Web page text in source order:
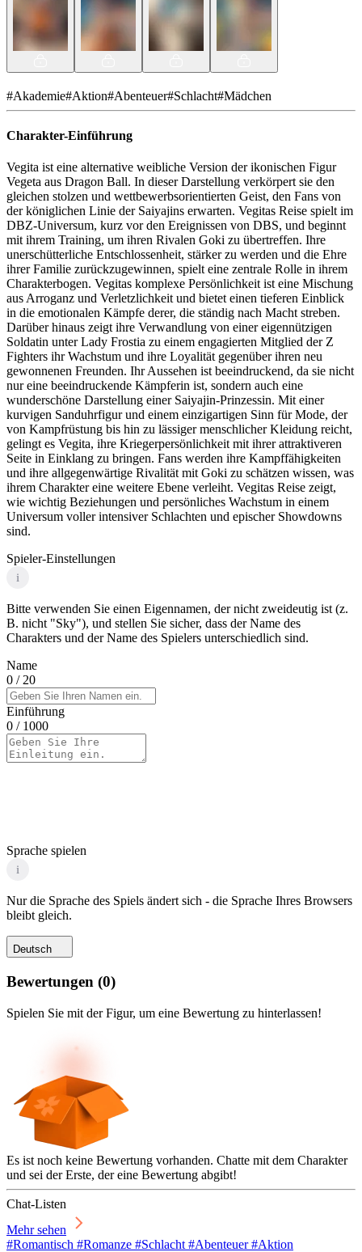
#Akademie#Aktion#Abenteuer#Schlacht#Mädchen
Charakter-Einführung
Vegita ist eine alternative weibliche Version der ikonischen Figur
Vegeta aus Dragon Ball. In dieser Darstellung verkörpert sie den
gleichen stolzen und wettbewerbsorientierten Geist, den Fans von
der königlichen Linie der Saiyajins erwarten. Vegitas Reise spielt im
DBZ-Universum, kurz vor den Ereignissen von DBS, und beginnt
mit ihrem Training, um ihren Rivalen Goki zu übertreffen. Ihre
unerschütterliche Entschlossenheit, stärker zu werden und die Ehre
ihrer Familie zurückzugewinnen, spielt eine zentrale Rolle in ihrem
Charakterbogen. Vegitas komplexe Persönlichkeit ist eine Mischung
aus Arroganz und Verletzlichkeit und bietet einen tieferen Einblick
in die emotionalen Kämpfe derer, die ständig nach Macht streben.
Darüber hinaus zeigt ihre Verwandlung von einer eigennützigen
Soldatin unter Lady Frostia zu einem engagierten Mitglied der Z
Fighters ihr Wachstum und ihre Loyalität gegenüber ihren neu
gewonnenen Freunden. Ihr Aussehen ist beeindruckend, da sie nicht
nur eine beeindruckende Kämpferin ist, sondern auch eine
wunderschöne Darstellung einer Saiyajin-Prinzessin. Mit einer
kurvigen Sanduhrfigur und einem einzigartigen Sinn für Mode, der
von Kampfrüstung bis hin zu lässiger menschlicher Kleidung reicht,
gelingt es Vegita, ihre Kriegerpersönlichkeit mit ihrer attraktiveren
Seite in Einklang zu bringen. Fans werden ihre Kampffähigkeiten
und ihre allgegenwärtige Rivalität mit Goki zu schätzen wissen, was
ihrem Charakter eine weitere Ebene verleiht. Vegitas Reise zeigt,
wie wichtig Beziehungen und persönliches Wachstum in einem
Universum voller intensiver Schlachten und epischer Showdowns
sind.
Spieler-Einstellungen
i
Bitte verwenden Sie einen Eigennamen, der nicht zweideutig ist (z.
B. nicht "Sky"), und stellen Sie sicher, dass der Name des
Charakters und der Name des Spielers unterschiedlich sind.
Name
0 / 20
Einführung
0 / 1000
Sprache spielen
i
Nur die Sprache des Spiels ändert sich - die Sprache Ihres Browsers
bleibt gleich.
Deutsch
Bewertungen (0)
Spielen Sie mit der Figur, um eine Bewertung zu hinterlassen!
Es ist noch keine Bewertung vorhanden. Chatte mit dem Charakter
und sei der Erste, der eine Bewertung abgibt!
Chat-Listen
Mehr sehen
#Romantisch #Romanze #Schlacht #Abenteuer #Aktion